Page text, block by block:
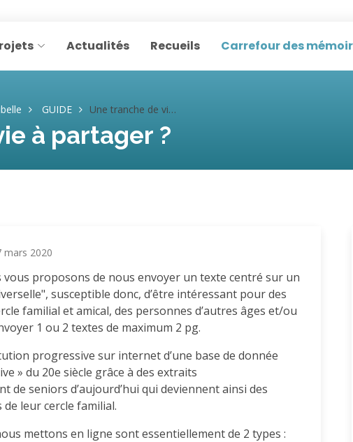
Actualités Recueils Carrefour des
GUIDE Une tranche de vie à partager ?
à partager ?
mars 2020
vous proposons de nous envoyer un texte centré sur un
susceptible donc, d’être intéressant pour des
familial et amical, des personnes d’autres âges et/ou
1 ou 2 textes de maximum 2 pg.
progressive sur internet d’une base de donnée
» du 20e siècle grâce à des extraits
seniors d’aujourd’hui qui deviennent ainsi des
leur cercle familial.
mettons en ligne sont essentiellement de 2 types :